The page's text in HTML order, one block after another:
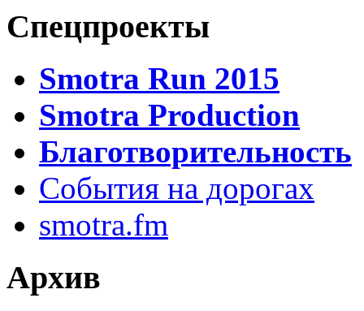
Спецпроекты
Smotra Run 2015
Smotra Production
Благотворительность
События на дорогах
smotra.fm
Архив